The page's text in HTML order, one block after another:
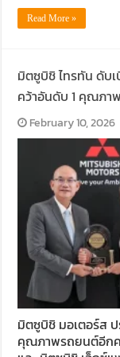
Read More »
มิตซูบิชิ ไทรทัน ดับ
คว้าอันดับ 1 คุณภา
February 10, 2026
มิตซูบิชิ มอเตอร์ส
คุณภาพรถยนต์อีก